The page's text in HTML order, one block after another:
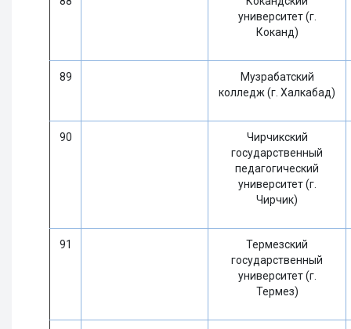
университет (г.
Коканд)
89
Музрабатский
колледж (г. Халкабад)
90
Чирчикский
государственный
педагогический
университет (г.
Чирчик)
91
Термезский
государственный
университет (г.
Термез)